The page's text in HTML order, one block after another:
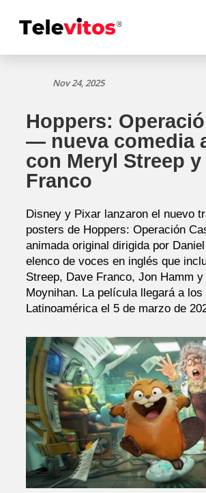
Nov 24, 2025
Hoppers:
— nueva comedia
con Meryl Streep y
Franco
Disney y Pixar lanzaron el nuevo
posters de Hoppers: Operación
animada original dirigida por
elenco de voces en inglés que
Streep, Dave Franco, Jon Hamm y
Moynihan. La película llegará a
Latinoamérica el 5 de marzo de